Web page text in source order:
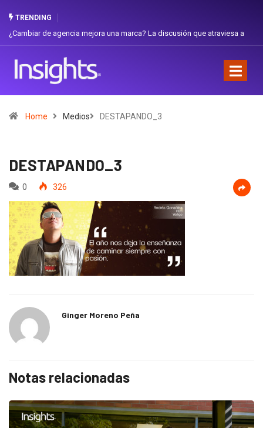
TRENDING
de agencia mejora una marca? La discusión que atraviesa a
Gabriela
Home Medios DESTAPANDO_3
DESTAPANDO_3
0 326
Ginger Moreno Peña
Notas relacionadas